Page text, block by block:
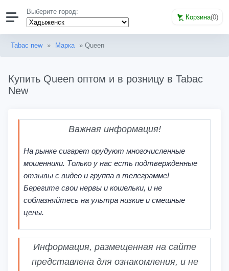
Выберите город:
Корзина(0)
Tabac new » Марка » Queen
Купить Queen оптом и в розницу в Tabac
New
Важная информация!
На рынке сигарет орудуют многочисленные
мошенники. Только у нас есть подтвержденные
отзывы с видео и группа в телеграмме!
Берегите свои нервы и кошельки, и не
соблазняйтесь на ультра низкие и смешные
цены.
Информация, размещенная на сайте
представлена для ознакомления, и не